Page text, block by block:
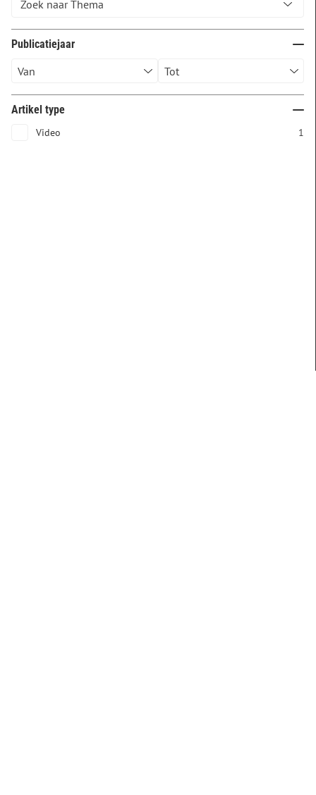
Publicatiejaar
Artikel type
Video 1